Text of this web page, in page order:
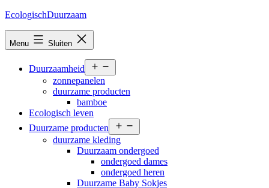
Ga
inhoud
EcologischDuurzaam
Menu Sluiten
Duurzaamheid
menu
zonnepanelen
duurzame producten
bamboe
Ecologisch leven
Duurzame producten
menu
duurzame kleding
Duurzaam ondergoed
ondergoed dames
ondergoed heren
Duurzame Baby Sokjes